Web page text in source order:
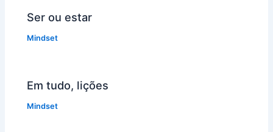
Ser ou estar
Mindset
Em tudo, lições
Mindset